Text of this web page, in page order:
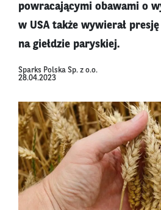
powracającymi obawami o
w USA także wywierał
na giełdzie paryskiej.
Sparks Polska Sp. z o.o.
28.04.2023